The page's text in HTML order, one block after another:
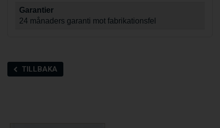
Garantier
24 månaders garanti mot fabrikationsfel
TILLBAKA